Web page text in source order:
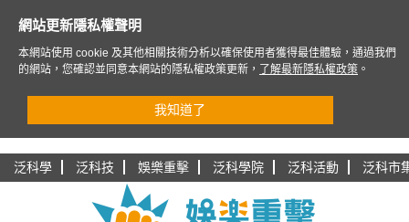
泛科學 泛科技 娛樂重擊 泛科學院 泛科活動 泛科市
網站更新隱私權聲明
本網站使用 cookie 及其他相關技術分析以確保使用者獲得最佳體驗，通過我們
的網站，您確認並同意本網站的隱私權政策更新，
了解最新隱私權政策 。
我知道了